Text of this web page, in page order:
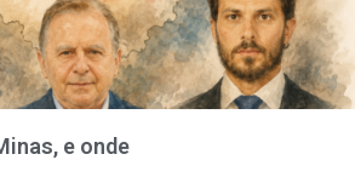
e onde